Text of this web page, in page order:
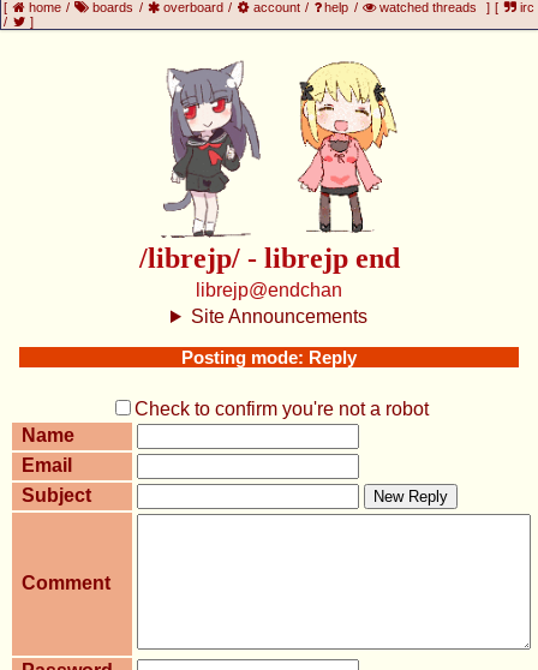
[ home / boards / overboard / account / help / watched threads ] [
irc
/
]
/librejp/ - librejp end
librejp@endchan
Site Announcements
Posting mode: Reply
Check to confirm you're not a robot
Name
Email
Subject
New Reply
Comment